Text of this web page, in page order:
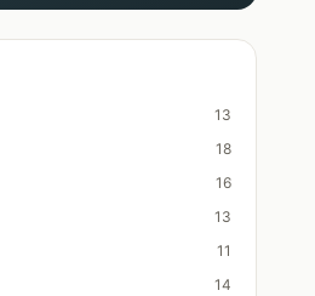
13
18
16
13
11
14